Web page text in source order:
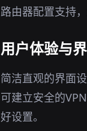
路由器配置支持
用户体验与
简洁直观的界面
可建立安全的
好设置。